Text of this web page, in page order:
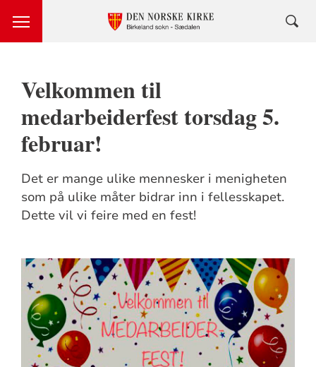
Velkommen til
medarbeiderfest torsdag 5.
februar!
Det er mange ulike mennesker i menigheten
som på ulike måter bidrar inn i fellesskapet.
Dette vil vi feire med en fest!